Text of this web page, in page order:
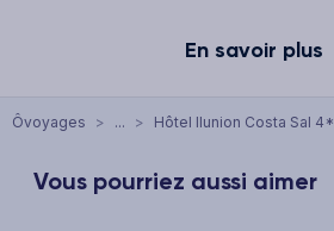
En savoir plus
Ôvoyages > ... > Hôtel Ilunion Costa Sal 4*
Vous pourriez aussi aimer